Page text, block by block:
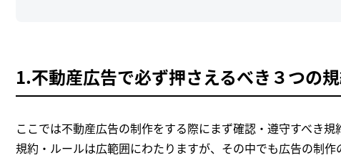
1.不動産広告で必ず押さえるべき３つの
ここでは不動産広告の制作をする際にまず確認・遵守すべき
規約・ルールは広範囲にわたりますが、その中でも広告の制作